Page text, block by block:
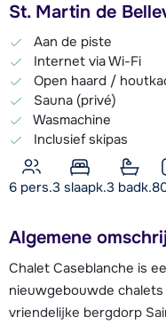
St. Martin de
Aan de piste
Internet via Wi-Fi
Open haard /
Sauna (privé)
Wasmachine
Inclusief skipas
6 pers.3 slaapk.3 badk.
Algemene
Chalet Caseblanche is
nieuwgebouwde chalets
vriendelijke bergdorp